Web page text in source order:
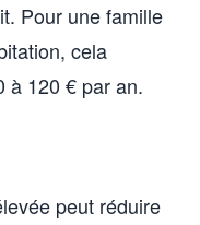
Pour une famille
cela
à 120 € par an.
peut réduire